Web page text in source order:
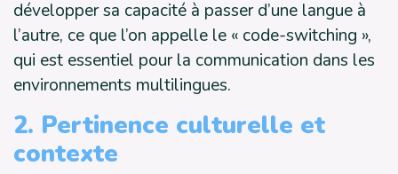
développer sa capacité à passer d’une langue à
l’autre, ce que l’on appelle le « code-switching »,
qui est essentiel pour la communication dans les
environnements multilingues.
2. Pertinence culturelle et
contexte